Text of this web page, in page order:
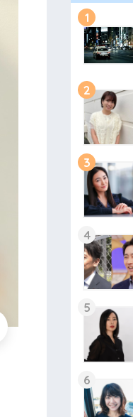
1
2
3
4
5
6